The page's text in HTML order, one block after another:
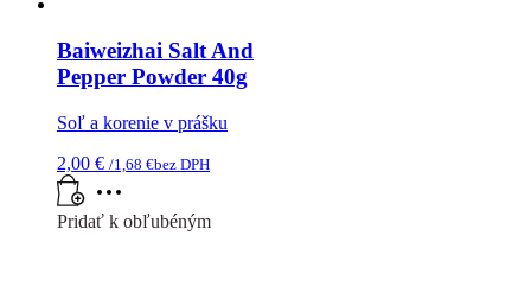
Baiweizhai Salt And
Pepper Powder 40g
Soľ a korenie v prášku
2,00 € /1,68 €bez DPH
Pridať k obľubéným